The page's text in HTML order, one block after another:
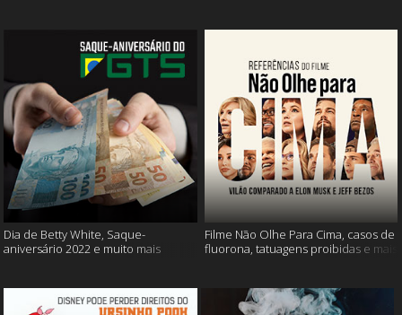
Dia de Betty White, Saque-
aniversário 2022 e muito mais
Filme Não Olhe Para Cima, casos de
fluorona, tatuagens proibidas e mais